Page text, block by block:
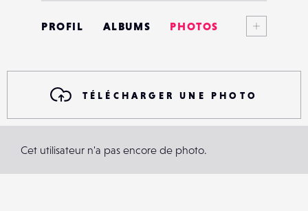
PROFIL ALBUMS PHOTOS
CONTACTS
ÉVÉNEMENTS
TÉLÉCHARGER UNE PHOTO
Cet utilisateur n'a pas encore de photo.